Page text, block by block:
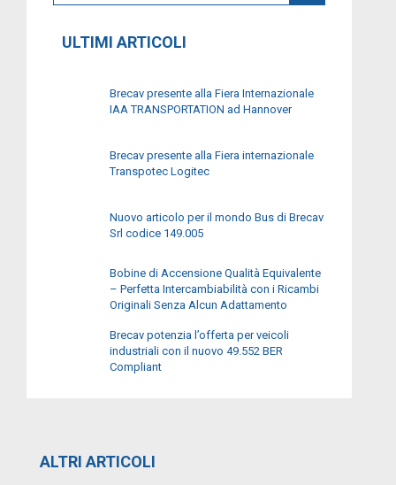
ULTIMI ARTICOLI
Brecav presente alla Fiera Internazionale
IAA TRANSPORTATION ad Hannover
Brecav presente alla Fiera internazionale
Transpotec Logitec
Nuovo articolo per il mondo Bus di Brecav
Srl codice 149.005
Bobine di Accensione Qualità Equivalente
– Perfetta Intercambiabilità con i Ricambi
Originali Senza Alcun Adattamento
Brecav potenzia l’offerta per veicoli
industriali con il nuovo 49.552 BER
Compliant
ALTRI ARTICOLI